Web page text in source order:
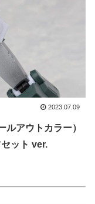
2023.07.09
ルアウトカラー）
ット ver.